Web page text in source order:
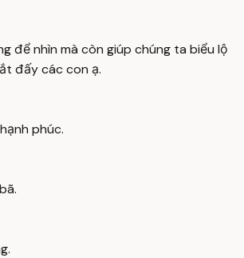
để nhìn mà còn giúp chúng ta biểu lộ
đấy các con ạ.
phúc.